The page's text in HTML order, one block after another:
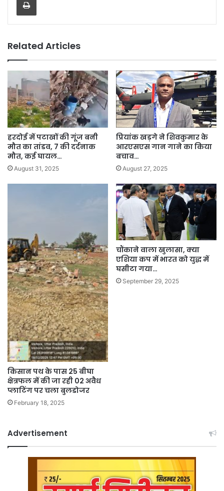
Related Articles
हरदोई में पटाखों की गूंज बनी
मौत का तांडव, 7 की दर्दनाक
मौत, कई घायल…
August 31, 2025
प्रियांक खड़गे ने शिवकुमार के
आरएसएस गान गाने का किया
बचाव…
August 27, 2025
किसान पथ के पास 25 बीघा
क्षेत्रफल में की जा रही 02 अवैध
प्लाटिंग पर चला बुलडोजर
February 18, 2025
चौंकाने वाला खुलासा, क्या
एशिया कप में भारत को युद्ध में
घसीटा गया…
September 29, 2025
Advertisement